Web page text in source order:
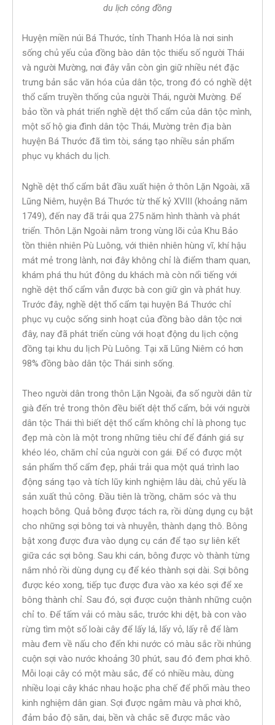
du lịch công đồng
Huyện miền núi Bá Thước, tỉnh Thanh Hóa là nơi sinh
sống chủ yếu của đồng bào dân tộc thiểu số người Thái
và người Mường, nơi đây vẫn còn gìn giữ nhiều nét đặc
trưng bản sắc văn hóa của dân tộc, trong đó có nghề dệt
thổ cẩm truyền thống của người Thái, người Mường. Để
bảo tồn và phát triển nghề dệt thổ cẩm của dân tộc mình,
một số hộ gia đình dân tộc Thái, Mường trên địa bàn
huyện Bá Thước đã tìm tòi, sáng tạo nhiều sản phẩm
phục vụ khách du lịch.
Nghề dệt thổ cẩm bắt đầu xuất hiện ở thôn Lặn Ngoài, xã
Lũng Niêm, huyện Bá Thước từ thế kỷ XVIII (khoảng năm
1749), đến nay đã trải qua 275 năm hình thành và phát
triển. Thôn Lặn Ngoài nằm trong vùng lõi của Khu Bảo
tồn thiên nhiên Pù Luông, với thiên nhiên hùng vĩ, khí hậu
mát mẻ trong lành, nơi đây không chỉ là điểm tham quan,
khám phá thu hút đông du khách mà còn nổi tiếng với
nghề dệt thổ cẩm vẫn được bà con giữ gìn và phát huy.
Trước đây, nghề dệt thổ cẩm tại huyện Bá Thước chỉ
phục vụ cuộc sống sinh hoạt của đồng bào dân tộc nơi
đây, nay đã phát triển cùng với hoạt động du lịch cộng
đồng tại khu du lịch Pù Luông. Tại xã Lũng Niêm có hơn
98% đồng bào dân tộc Thái sinh sống.
Theo người dân trong thôn Lặn Ngoài, đa số người dân từ
già đến trẻ trong thôn đều biết dệt thổ cẩm, bởi với người
dân tộc Thái thì biết dệt thổ cẩm không chỉ là phong tục
đẹp mà còn là một trong những tiêu chí để đánh giá sự
khéo léo, chăm chỉ của người con gái. Để có được một
sản phẩm thổ cẩm đẹp, phải trải qua một quá trình lao
động sáng tạo và tích lũy kinh nghiệm lâu dài, chủ yếu là
sản xuất thủ công. Đầu tiên là trồng, chăm sóc và thu
hoạch bông. Quả bông được tách ra, rồi dùng dụng cụ bật
cho những sợi bông tơi và nhuyễn, thành dạng thô. Bông
bật xong được đưa vào dụng cụ cán để tạo sự liên kết
giữa các sợi bông. Sau khi cán, bông được vò thành từng
nắm nhỏ rồi dùng dụng cụ để kéo thành sợi dài. Sợi bông
được kéo xong, tiếp tục được đưa vào xa kéo sợi để xe
bông thành chỉ. Sau đó, sợi được cuộn thành những cuộn
chỉ to. Để tấm vải có màu sắc, trước khi dệt, bà con vào
rừng tìm một số loài cây để lấy lá, lấy vỏ, lấy rễ để làm
màu đem về nấu cho đến khi nước có màu sắc rồi nhúng
cuộn sợi vào nước khoảng 30 phút, sau đó đem phơi khô.
Mỗi loại cây có một màu sắc, để có nhiều màu, dùng
nhiều loại cây khác nhau hoặc pha chế để phối màu theo
kinh nghiệm dân gian. Sợi được ngâm màu và phơi khô,
đảm bảo độ săn, dai, bền và chắc sẽ được mắc vào